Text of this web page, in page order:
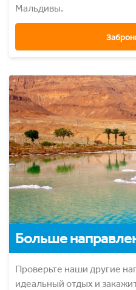
Мальдивы.
Больше
Проверьте наши другие
идеальный отдых и